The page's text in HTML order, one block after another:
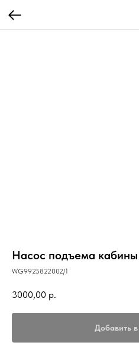
Насос подъема
WG9925822002/1
3000,00 р.
Добавить